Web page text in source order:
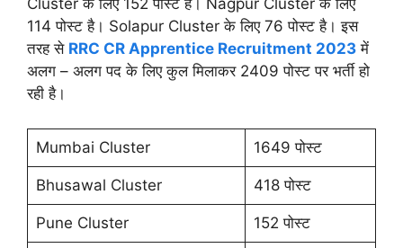
Cluster के लिए 152 पोस्ट है। Nagpur Cluster के लिए
114 पोस्ट है। Solapur Cluster के लिए 76 पोस्ट है। इस
तरह से RRC CR Apprentice Recruitment 2023 में
अलग – अलग पद के लिए कुल मिलाकर 2409 पोस्ट पर भर्ती हो
रही है।
Mumbai Cluster 1649 पोस्ट
Bhusawal Cluster 418 पोस्ट
Pune Cluster 152 पोस्ट